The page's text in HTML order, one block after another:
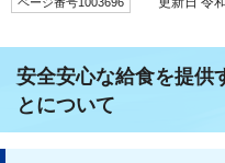
安全安心な給食を提供
とについて